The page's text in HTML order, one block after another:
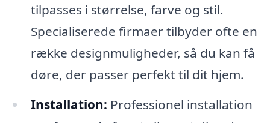
tilpasses i størrelse, farve og stil.
Specialiserede firmaer tilbyder ofte en
række designmuligheder, så du kan få
døre, der passer perfekt til dit hjem.
Installation: Professionel installation